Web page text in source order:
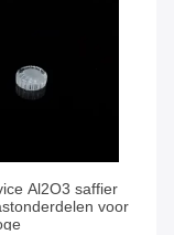
Al2O3 saffier
voor